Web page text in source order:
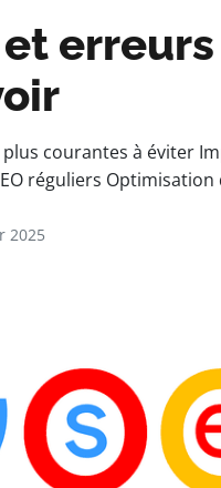
erreurs
plus courantes à éviter
réguliers
2025